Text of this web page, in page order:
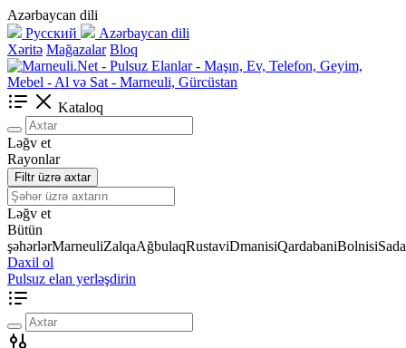
Azərbaycan dili
Русский
Azərbaycan dili
Xəritə Mağazalar Bloq
Kataloq
Ləğv et
Rayonlar
Filtr üzrə axtar
Ləğv et
Bütün
şəhərlərMarneuliZalqaAğbulaqRustaviDmanisiQardabaniBolnisi
Daxil ol
Pulsuz elan yerləşdirin